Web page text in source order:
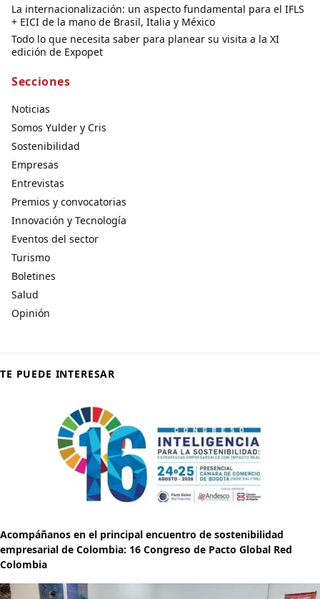
La internacionalización: un aspecto fundamental para el IFLS
+ EICI de la mano de Brasil, Italia y México
Todo lo que necesita saber para planear su visita a la XI
edición de Expopet
Secciones
Noticias
Somos Yulder y Cris
Sostenibilidad
Empresas
Entrevistas
Premios y convocatorias
Innovación y Tecnología
Eventos del sector
Turismo
Boletines
Salud
Opinión
TE PUEDE INTERESAR
Acompáñanos en el principal encuentro de sostenibilidad
empresarial de Colombia: 16 Congreso de Pacto Global Red
Colombia